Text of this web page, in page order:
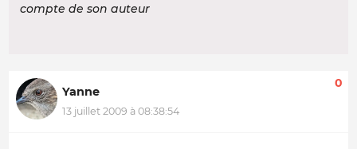
compte de son auteur
Yanne
13 juillet 2009 à 08:38:54
0